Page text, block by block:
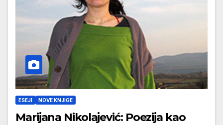
ESEJI NOVE KNJIGE
Marijana Nikolajević: Poezija kao